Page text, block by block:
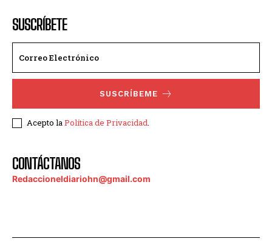
SUSCRÍBETE
SUSCRÍBEME
Acepto laPolítica de Privacidad.
CONTÁCTANOS
Redaccioneldiariohn@gmail.com